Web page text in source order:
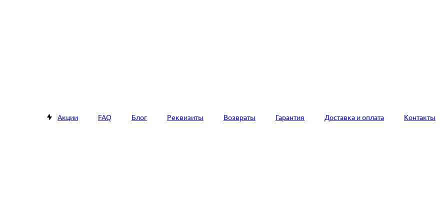
Акции FAQ Блог Реквизиты Возвраты Гарантия Доставка и оплата Контакты